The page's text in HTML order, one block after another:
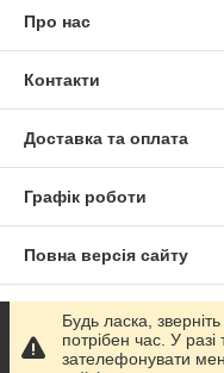
Про нас
Контакти
Доставка та оплата
Графік роботи
Повна версія сайту
Сайт створено на
Будь ласка,
потрібен час. У
зателефонувати